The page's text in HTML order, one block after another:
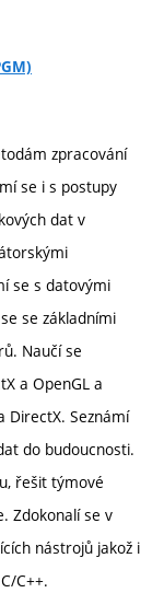
zpracování
se i s postupy
dat v
se s datovými
se základními
Naučí se
a OpenGL a
DirectX. Seznámí
do budoucnosti.
řešit týmové
Zdokonalí se v
nástrojů jakož i
C++.